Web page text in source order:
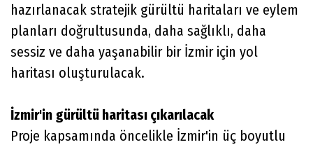
hazırlanacak stratejik gürültü haritaları ve eylem
planları doğrultusunda, daha sağlıklı, daha
sessiz ve daha yaşanabilir bir İzmir için yol
haritası oluşturulacak.
İzmir'in gürültü haritası çıkarılacak
Proje kapsamında öncelikle İzmir'in üç boyutlu